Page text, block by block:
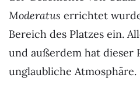
Moderatus errichtet
Bereich des Platzes ein.
und außerdem hat dieser
unglaubliche Atmosphäre.